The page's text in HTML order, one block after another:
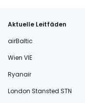
Aktuelle Leitfäden
airBaltic
Wien VIE
Ryanair
London Stansted STN